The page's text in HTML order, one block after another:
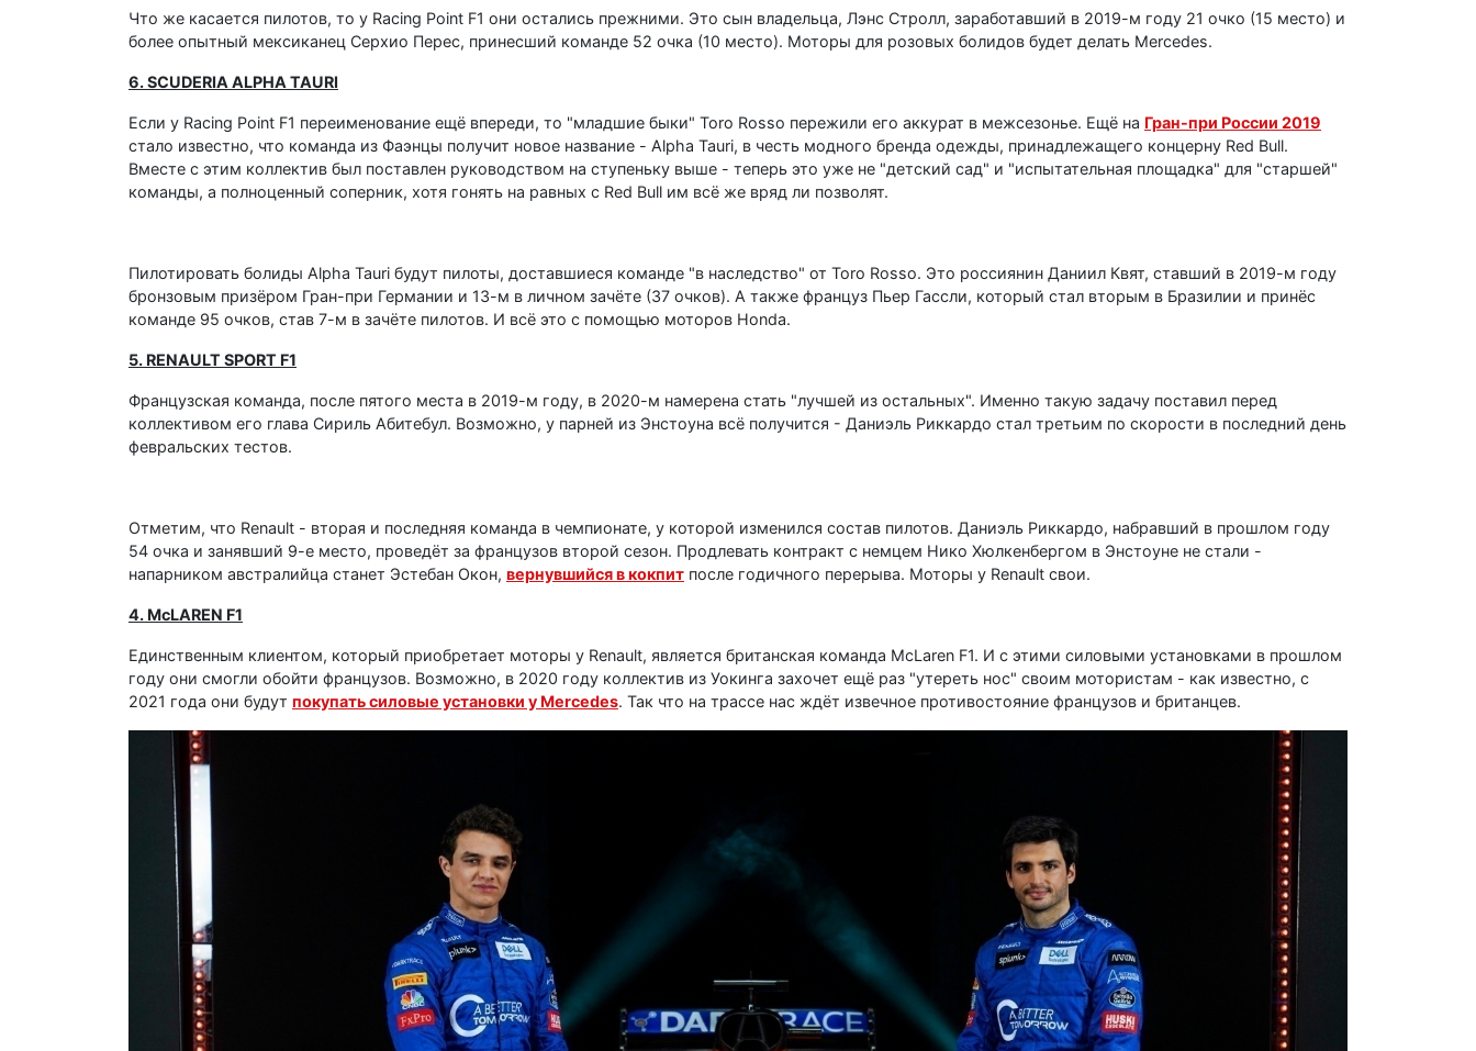
Что же касается пилотов, то у Racing Point F1 они остались прежними. Это сын владельца, Лэнс Стролл, заработавший в 2019-м году 21 очко (15 место) и
более опытный мексиканец Серхио Перес, принесший команде 52 очка (10 место). Моторы для розовых болидов будет делать Mercedes.
6. SCUDERIA ALPHA TAURI
Если у Racing Point F1 переименование ещё впереди, то "младшие быки" Toro Rosso пережили его аккурат в межсезонье. Ещё на Гран-при России 2019
стало известно, что команда из Фаэнцы получит новое название - Alpha Tauri, в честь модного бренда одежды, принадлежащего концерну Red Bull.
Вместе с этим коллектив был поставлен руководством на ступеньку выше - теперь это уже не "детский сад" и "испытательная площадка" для "старшей"
команды, а полноценный соперник, хотя гонять на равных с Red Bull им всё же вряд ли позволят.
Пилотировать болиды Alpha Tauri будут пилоты, доставшиеся команде "в наследство" от Toro Rosso. Это россиянин Даниил Квят, ставший в 2019-м году
бронзовым призёром Гран-при Германии и 13-м в личном зачёте (37 очков). А также француз Пьер Гассли, который стал вторым в Бразилии и принёс
команде 95 очков, став 7-м в зачёте пилотов. И всё это с помощью моторов Honda.
5. RENAULT SPORT F1
Французская команда, после пятого места в 2019-м году, в 2020-м намерена стать "лучшей из остальных". Именно такую задачу поставил перед
коллективом его глава Сириль Абитебул. Возможно, у парней из Энстоуна всё получится - Даниэль Риккардо стал третьим по скорости в последний день
февральских тестов.
Отметим, что Renault - вторая и последняя команда в чемпионате, у которой изменился состав пилотов. Даниэль Риккардо, набравший в прошлом году
54 очка и занявший 9-е место, проведёт за французов второй сезон. Продлевать контракт с немцем Нико Хюлкенбергом в Энстоуне не стали -
напарником австралийца станет Эстебан Окон, вернувшийся в кокпит после годичного перерыва. Моторы у Renault свои.
4. McLAREN F1
Единственным клиентом, который приобретает моторы у Renault, является британская команда McLaren F1. И с этими силовыми установками в прошлом
году они смогли обойти французов. Возможно, в 2020 году коллектив из Уокинга захочет ещё раз "утереть нос" своим мотористам - как известно, с
2021 года они будут покупать силовые установки у Mercedes. Так что на трассе нас ждёт извечное противостояние французов и британцев.